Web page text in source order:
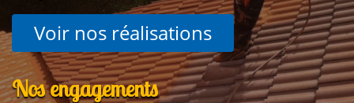
Voir nos réalisations
Nos engagements